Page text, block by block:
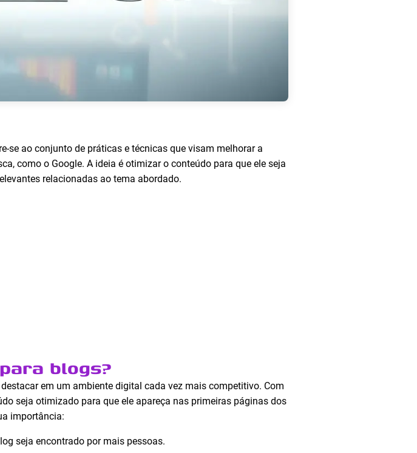
se ao conjunto de práticas e técnicas que visam melhorar a
como o Google. A ideia é otimizar o conteúdo para que ele seja
relacionadas ao tema abordado.
blogs?
em um ambiente digital cada vez mais competitivo. Com
seja otimizado para que ele apareça nas primeiras páginas dos
importância:
seja encontrado por mais pessoas.